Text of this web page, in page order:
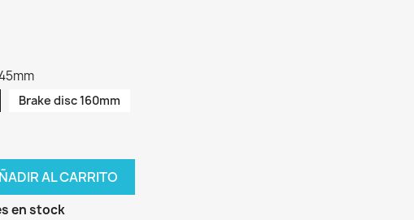
Brake disc 160mm
AL CARRITO
en stock